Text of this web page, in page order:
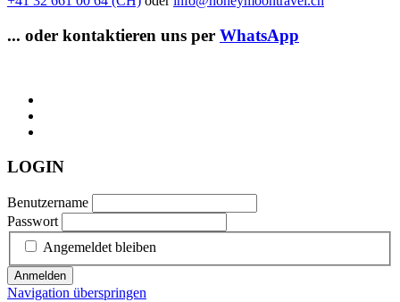
... oder kontaktieren uns per WhatsApp
LOGIN
Benutzername
Passwort
Angemeldet bleiben
Anmelden
Navigation überspringen